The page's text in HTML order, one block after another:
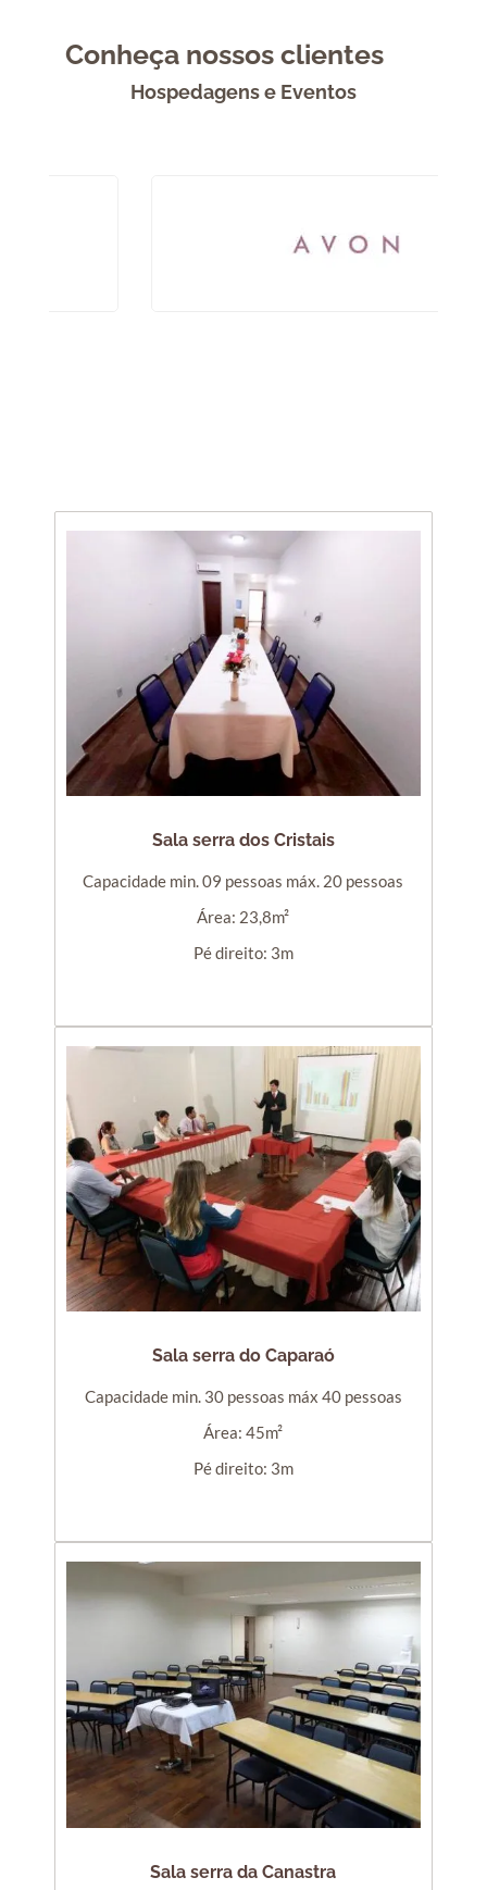
Conheça nossos clientes
Hospedagens e Eventos
Sala serra dos Cristais
Capacidade min. 09 pessoas máx. 20 pessoas
Área: 23,8m²
Pé direito: 3m
Sala serra do Caparaó
Capacidade min. 30 pessoas máx 40 pessoas
Área: 45m²
Pé direito: 3m
Sala serra da Canastra